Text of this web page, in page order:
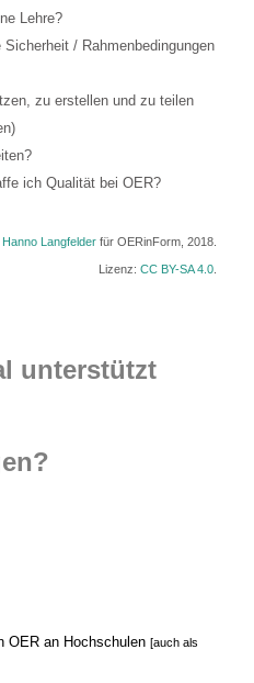
Lehre?
/ Rahmenbedingungen
zu erstellen und zu teilen
ich Qualität bei OER?
Hanno Langfelderfür OERinForm, 2018.
Lizenz: CC BY-SA 4.0.
unterstützt
OER an Hochschulen[auch als